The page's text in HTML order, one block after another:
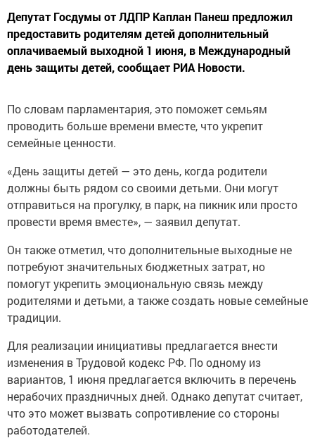
Депутат Госдумы от ЛДПР Каплан Панеш предложил
предоставить родителям детей дополнительный
оплачиваемый выходной 1 июня, в Международный
день защиты детей, сообщает РИА Новости.
По словам парламентария, это поможет семьям
проводить больше времени вместе, что укрепит
семейные ценности.
«День защиты детей — это день, когда родители
должны быть рядом со своими детьми. Они могут
отправиться на прогулку, в парк, на пикник или просто
провести время вместе», — заявил депутат.
Он также отметил, что дополнительные выходные не
потребуют значительных бюджетных затрат, но
помогут укрепить эмоциональную связь между
родителями и детьми, а также создать новые семейные
традиции.
Для реализации инициативы предлагается внести
изменения в Трудовой кодекс РФ. По одному из
вариантов, 1 июня предлагается включить в перечень
нерабочих праздничных дней. Однако депутат считает,
что это может вызвать сопротивление со стороны
работодателей.